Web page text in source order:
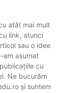
atât mai mult
link, atunci
sau o idee
am asumat
cu
Ne bucurăm
și suntem